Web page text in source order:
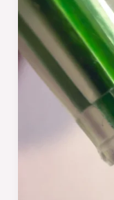
recargables
baratos
de
Temu:
¿valen